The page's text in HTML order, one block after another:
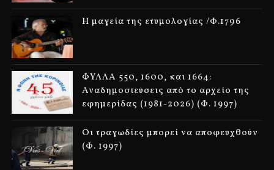
Η μαγεία της ετυμολογίας /Φ.1796
ΦΥΛΛΑ 550, 1600, και 1664:
Αναδημοσιεύσεις από το αρχείο της
εφημερίδας (1981-2026) (Φ. 1997)
Οι τραγωδίες μπορεί να αποφευχθούν
(Φ. 1997)